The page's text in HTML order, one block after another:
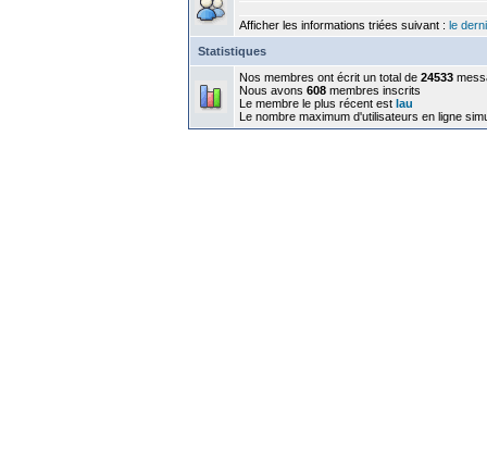
Afficher les informations triées suivant : le
Statistiques
Nos membres ont écrit un total de 24533
Nous avons 608 membres inscrits
Le membre le plus récent est lau
Le nombre maximum d'utilisateurs en ligne